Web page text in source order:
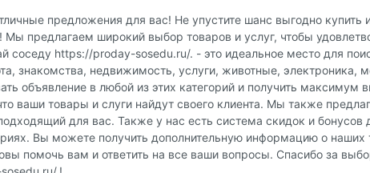
предложения для вас! Не упустите шанс выгодно купить
предлагаем широкий выбор товаров и услуг, чтобы
соседу https://proday-sosedu.ru/. - это идеальное место для
знакомства, недвижимость, услуги, животные, электроника,
объявление в любой из этих категорий и получить максимум
ваши товары и слуги найдут своего клиента. Мы также
для вас. Также у нас есть система скидок и бонусов
Вы можете получить дополнительную информацию о наших
помочь вам и ответить на все ваши вопросы. Спасибо за